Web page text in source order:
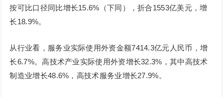
按可比口径同比增长15.6%（下同），折合1553亿美元，增
长18.9%。
从行业看，服务业实际使用外资金额7414.3亿元人民币，增
长6.7%。高技术产业实际使用外资增长32.3%，其中高技术
制造业增长48.6%，高技术服务业增长27.9%。